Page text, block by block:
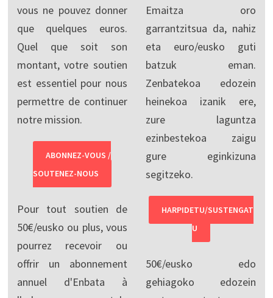
vous ne pouvez donner
que quelques euros.
Quel que soit son
montant, votre soutien
est essentiel pour nous
permettre de continuer
notre mission.
ABONNEZ-VOUS /
SOUTENEZ-NOUS
Pour tout soutien de
50€/eusko ou plus, vous
pourrez recevoir ou
offrir un abonnement
annuel d'Enbata à
Emaitza oro
garrantzitsua da, nahiz
eta euro/eusko guti
batzuk eman.
Zenbatekoa edozein
heinekoa izanik ere,
zure laguntza
ezinbestekoa zaigu
gure eginkizuna
segitzeko.
HARPIDETU/SUSTENGAT
U
50€/eusko edo
gehiagoko edozein